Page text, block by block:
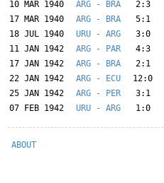
10 MAR 1940
ARG - BRA 2:3
17 MAR 1940
ARG - BRA 5:1
18 JUL 1940
URU - ARG 3:0
11 JAN 1942
ARG - PAR 4:3
17 JAN 1942
ARG - BRA 2:1
22 JAN 1942
ARG - ECU 12:0
25 JAN 1942
ARG - PER 3:1
07 FEB 1942
URU - ARG 1:0
ABOUT